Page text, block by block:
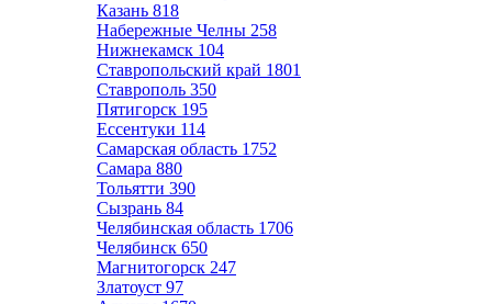
Казань 818
Набережные Челны 258
Нижнекамск 104
Ставропольский край 1801
Ставрополь 350
Пятигорск 195
Ессентуки 114
Самарская область 1752
Самара 880
Тольятти 390
Сызрань 84
Челябинская область 1706
Челябинск 650
Магнитогорск 247
Златоуст 97